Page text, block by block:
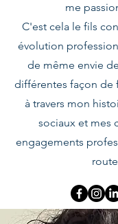
me
C'est cela le fils
évolution
de même envie
différentes façon de
à travers mon
sociaux et mes
engagements